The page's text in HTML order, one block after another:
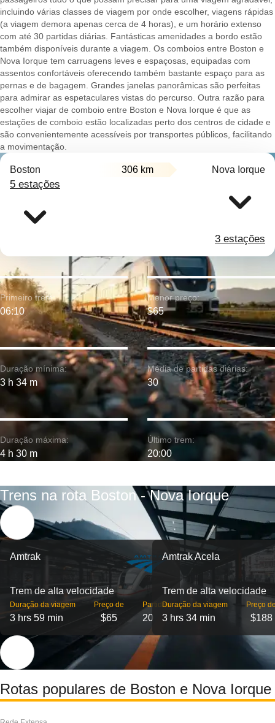
incluindo várias classes de viagem por onde escolher, viagens rápidas
(a viagem demora apenas cerca de 4 horas), e um horário extenso
com até 30 partidas diárias. Fantásticas amenidades a bordo estão
também disponíveis durante a viagem. Os comboios entre Boston e
Nova Iorque tem carruagens leves e espaçosas, equipadas com
assentos confortáveis oferecendo também bastante espaço para as
pernas e de bagagem. Grandes janelas panorâmicas são perfeitas
para admirar as espetaculares vistas do percurso. Outra razão para
escolher viajar de comboio entre Boston e Nova Iorque é que as
estações de comboio estão localizadas perto dos centros de cidade e
são convenientemente acessíveis por transportes públicos, facilitando
a movimentação.
Boston 306 km Nova Iorque
5 estações
3 estações
Duração mínima:
3 h 34 m
Primeiro trem:
06:10
Duração máxima:
4 h 30 m
Menor preço:
$65
Média de partidas diárias:
30
Último trem:
20:00
Trens na rota Boston - Nova Iorque
Amtrak
Trem de alta velocidade
Duração da viagem
3 hrs 59 min
Preço de
$65
Partidas
20
Amtrak Acela
Trem de alta velocidade
Duração da viagem
3 hrs 34 min
Preço
$188
Rotas populares de Boston e Nova Iorque